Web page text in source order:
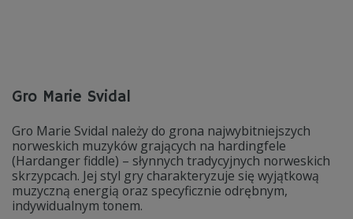
Gro Marie Svidal
Gro Marie Svidal należy do grona najwybitniejszych
norweskich muzyków grających na hardingfele
(Hardanger fiddle) – słynnych tradycyjnych norweskich
skrzypcach. Jej styl gry charakteryzuje się wyjątkową
muzyczną energią oraz specyficznie odrębnym,
indywidualnym tonem.